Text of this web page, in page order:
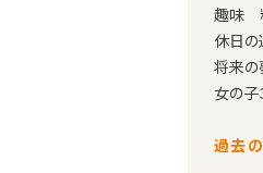
趣味
休日の
将来の
女の子
過去